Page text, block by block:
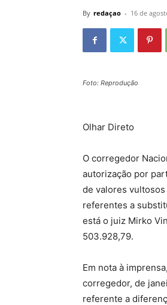
By redaçao - 16 de
Foto: Reprodução
Olhar Direto
O corregedor
autorização por
de valores
referentes a
está o juiz Mirko
503.928,79.
Em nota à
corregedor, de
referente a